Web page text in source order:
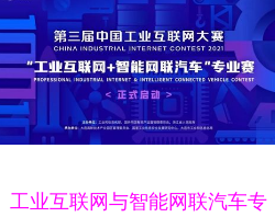
工业互联网与智能网联汽车专